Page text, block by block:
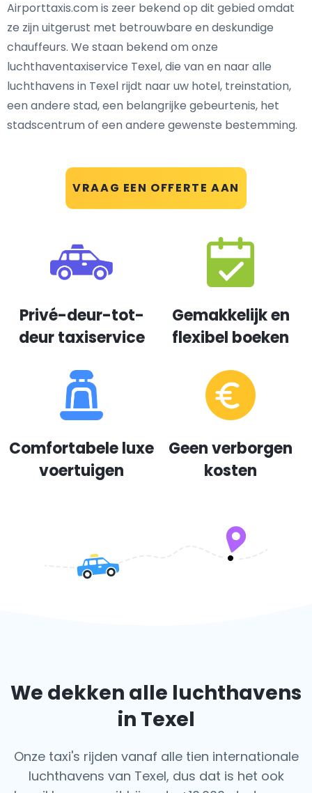
VRAAG EEN OFFERTE AAN
Airporttaxis.com is zeer bekend op dit gebied omdat
ze zijn uitgerust met betrouwbare en deskundige
chauffeurs. We staan bekend om onze
luchthaventaxiservice Texel, die van en naar alle
luchthavens in Texel rijdt naar uw hotel, treinstation,
een andere stad, een belangrijke gebeurtenis, het
stadscentrum of een andere gewenste bestemming.
Privé-deur-tot-
deur taxiservice
Gemakkelijk en
flexibel boeken
Comfortabele luxe
voertuigen
Geen verborgen
kosten
We dekken alle luchthavens
in Texel
Onze taxi's rijden vanaf alle tien internationale
luchthavens van Texel, dus dat is het ook